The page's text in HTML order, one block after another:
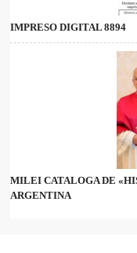
IMPRESO DIGITAL 8894
MILEI CATALOGA DE
ARGENTINA